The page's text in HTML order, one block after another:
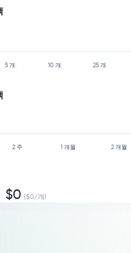
5 개. 10 개. 25 개.
2 주 1 개월 2 개월
$0 ($0/개 )